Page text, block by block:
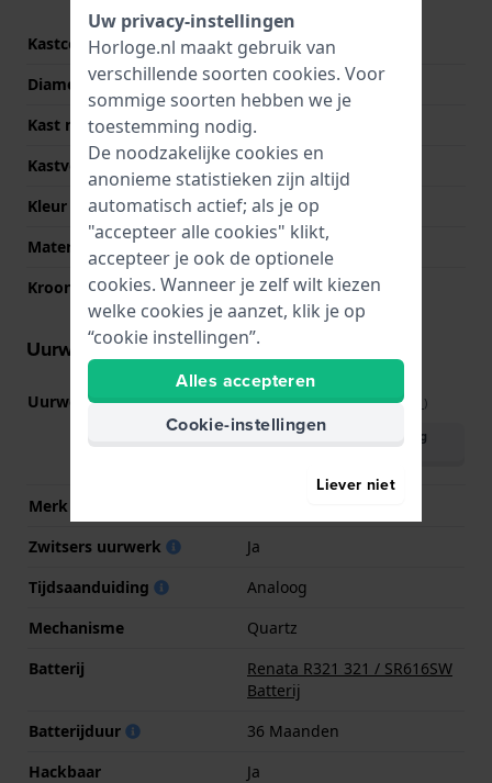
Kastcode
T015309
Diameter
14 mm
Kast materiaal
Roestvrij staal
Kastvorm
Rechthoekig
Kleur kast
Zilver
Materiaal kastdeksel
Roestvrij staal
Kroon
Trek kroon
Uurwerk informatie
Uurwerk nr. 280.002(Bekijk specificaties )
Download handleiding
(English)
Merk uurwerk
Zwitsers uurwerk
Ja
Tijdsaanduiding
Analoog
Mechanisme
Quartz
Batterij
Renata R321 321 / SR616SW
Batterij
Batterijduur
36 Maanden
Hackbaar
Ja
Uw privacy-instellingen
Horloge.nl maakt gebruik van
verschillende soorten cookies. Voor
sommige soorten hebben we je
toestemming nodig.
De noodzakelijke cookies en
anonieme statistieken zijn altijd
automatisch actief; als je op
"accepteer alle cookies" klikt,
accepteer je ook de optionele
cookies. Wanneer je zelf wilt kiezen
welke cookies je aanzet, klik je op
“cookie instellingen”.
Alles accepteren
Cookie-instellingen
Liever niet